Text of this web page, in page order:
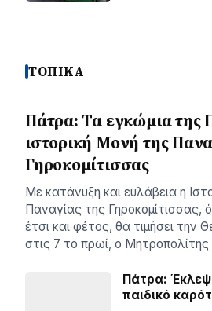
ΤΟΠΙΚΑ
Πάτρα: Τα εγκώμια της
ιστορική Μονή της
Γηροκομίτισσας
Με κατάνυξη και ευλάβεια η
Παναγίας της Γηροκομίτισσας,
έτσι και φέτος, θα τιμήσει την
στις 7 το πρωί, ο
Πάτρα:
παιδικό